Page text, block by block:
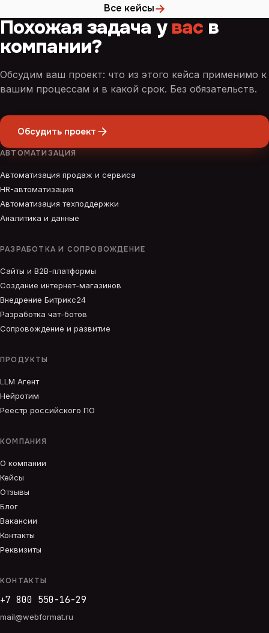
Все кейсы→
Похожая задача увасв
компании?
Обсудим ваш проект: что из этого кейса применимо к
вашим процессам и в какой срок. Без обязательств.
Обсудить проект
АВТОМАТИЗАЦИЯ
Автоматизация продаж и сервиса
HR-автоматизация
Автоматизация техподдержки
Аналитика и данные
РАЗРАБОТКА И СОПРОВОЖДЕНИЕ
Сайты и B2B-платформы
Создание интернет-магазинов
Внедрение Битрикс24
Разработка чат-ботов
Сопровождение и развитие
ПРОДУКТЫ
LLM Агент
Нейротим
Реестр российского ПО
КОМПАНИЯ
О компании
Кейсы
Отзывы
Блог
Вакансии
Контакты
Реквизиты
КОНТАКТЫ
+7 800 550-16-29
mail@webformat.ru